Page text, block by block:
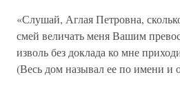
«Слушай, Аглая Петровна,
смей величать меня Вашим
изволь без доклада ко мне
(Весь дом называл ее по имени и